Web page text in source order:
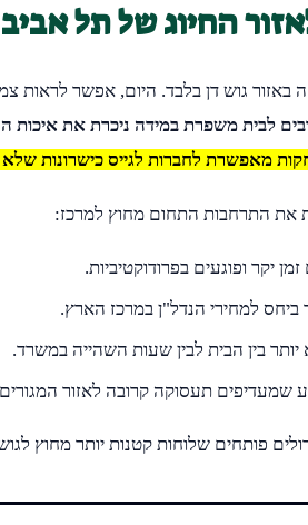
החיוג של תל אביב
גוש דן בלבד. היום, אפשר לראות
לבית משפרת במידה ניכרת את איכות
מאפשרת לחברות לגייס כישרונות שלא
את התרחבות התחום מחוץ למרכז:
יקר ופוגעים בפרודוקטיביות.
ביחס למחירי הנדל"ן במרכז הארץ.
יותר בין הבית לבין שעות השהייה במשרד.
שמעדיפים תעסוקה קרובה לאזור
פותחים שלוחות קטנות יותר מחוץ